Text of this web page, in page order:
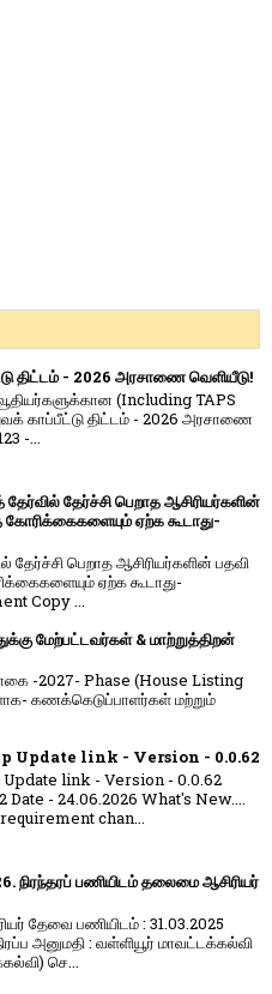
திட்டம் - 2026 அரசாணை வெளியீடு!
(Including TAPS
காப்பீட்டு திட்டம் - 2026 அரசாணை
-...
தேர்வில் தேர்ச்சி பெறாத ஆசிரியர்களின்
கோரிக்கைகளையும் ஏற்க கூடாது-
தேர்ச்சி பெறாத ஆசிரியர்களின் பதவி
ஏற்க கூடாது-
Copy ...
மேற்பட்டவர்கள் & மாற்றுத்திறன்
-2027- Phase (House Listing
கணக்கெடுப்பாளர்கள் மற்றும்
Update link - Version - 0.0.62
link - Version - 0.0.62
- 24.06.2026 What's New....
chan...
நிரந்தரப் பணியிடம் தலைமை ஆசிரியர்
தேவை பணியிடம் : 31.03.2025
அனுமதி : வள்ளியூர் மாவட்டக்கல்வி
செ...